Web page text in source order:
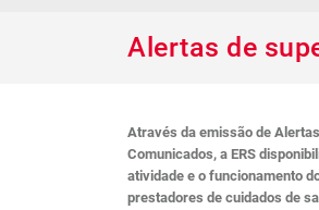
Alertas de
Através da emissão de
Comunicados, a ERS
atividade e o funcionamento
prestadores de cuidados de